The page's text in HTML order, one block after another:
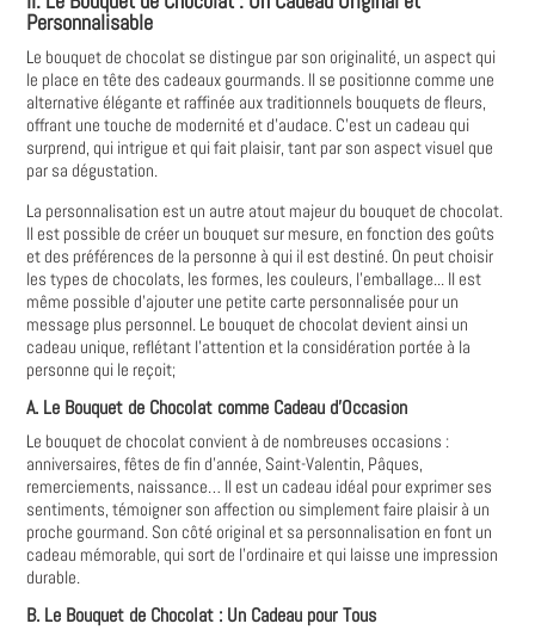
Personnalisable
Le bouquet de chocolat se distingue par son originalité, un aspect qui
le place en tête des cadeaux gourmands. Il se positionne comme une
alternative élégante et raffinée aux traditionnels bouquets de fleurs,
offrant une touche de modernité et d'audace. C'est un cadeau qui
surprend, qui intrigue et qui fait plaisir, tant par son aspect visuel que
par sa dégustation.
La personnalisation est un autre atout majeur du bouquet de chocolat.
Il est possible de créer un bouquet sur mesure, en fonction des goûts
et des préférences de la personne à qui il est destiné. On peut choisir
les types de chocolats, les formes, les couleurs, l'emballage... Il est
même possible d'ajouter une petite carte personnalisée pour un
message plus personnel. Le bouquet de chocolat devient ainsi un
cadeau unique, reflétant l'attention et la considération portée à la
personne qui le reçoit;
A. Le Bouquet de Chocolat comme Cadeau d'Occasion
Le bouquet de chocolat convient à de nombreuses occasions :
anniversaires, fêtes de fin d'année, Saint-Valentin, Pâques,
remerciements, naissance… Il est un cadeau idéal pour exprimer ses
sentiments, témoigner son affection ou simplement faire plaisir à un
proche gourmand. Son côté original et sa personnalisation en font un
cadeau mémorable, qui sort de l'ordinaire et qui laisse une impression
durable.
B. Le Bouquet de Chocolat : Un Cadeau pour Tous